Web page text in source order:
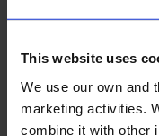
This website uses
We use our own and
marketing activities.
combine it with other